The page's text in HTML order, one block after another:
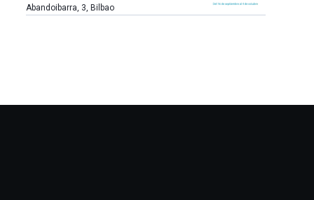
Bilbao
la
Abandoibarra, 3, Bilbao